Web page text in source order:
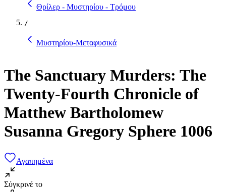
Θρίλερ - Μυστηρίου - Τρόμου
/
Μυστηρίου-Μεταφυσικά
The Sanctuary Murders: The
Twenty-Fourth Chronicle of
Matthew Bartholomew
Susanna Gregory Sphere 1006
Αγαπημένα
Σύγκρινέ το